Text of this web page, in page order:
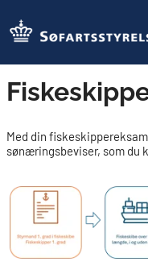
Med din
sønæringsbeviser, som du